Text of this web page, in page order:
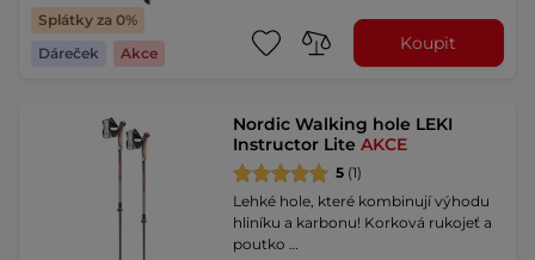
Splátky za 0%
Dáreček
Akce Koupit
Nordic Walking hole LEKI
Instructor LiteAKCE
5 (1)
Lehké hole, které kombinují výhodu
hliníku a karbonu! Korková rukojeť a
poutko …